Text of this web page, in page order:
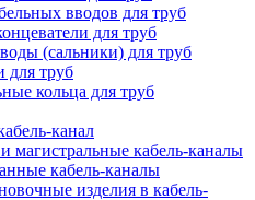
вводов для труб
для труб
(сальники) для труб
для труб
кольца для труб
канал
магистральные кабель-каналы
кабель-каналы
изделия в кабель-